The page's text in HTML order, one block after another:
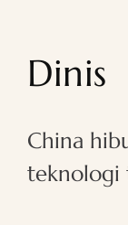
Dinis
China
teknologi